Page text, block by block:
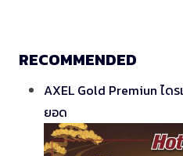
RECOMMENDED
AXEL Gold Premiun ไดร
ยอด